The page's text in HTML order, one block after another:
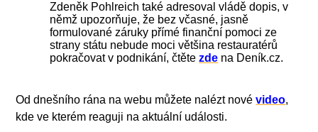
Zdeněk Pohlreich také adresoval vládě dopis, v
němž upozorňuje, že bez včasné, jasně
formulované záruky přímé finanční pomoci ze
strany státu nebude moci většina restauratérů
pokračovat v podnikání, čtětezde na Deník.cz.
Od dnešního rána na webu můžete nalézt novévideo,
kde ve kterém reaguji na aktuální události.